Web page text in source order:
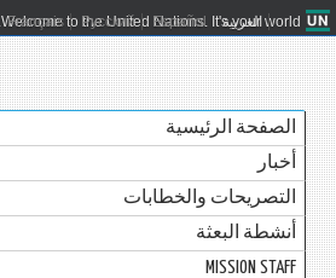
Welcome to the United Nations. It's your world.
العربية Français Русский Español
الصفحة الرئيسية
أخبار
التصريحات والخطابات
أنشطة البعثة
MISSION STAFF